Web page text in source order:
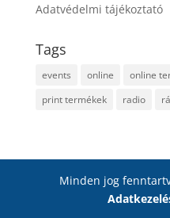
Adatvédelmi tájékoztató
Tags
events online online
print termékek
radio
Minden jog